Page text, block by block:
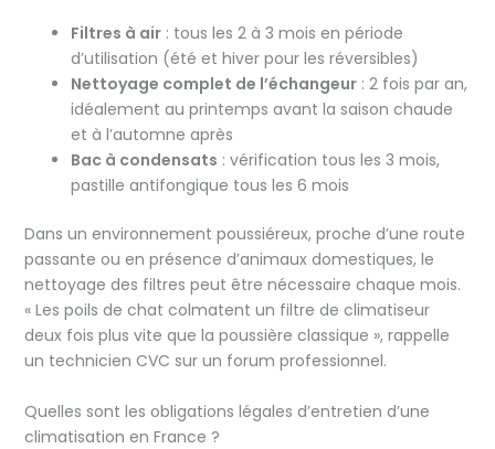
Filtres à air: tous les 2 à 3 mois en période
d’utilisation (été et hiver pour les réversibles)
Nettoyage complet de l’échangeur: 2 fois par an,
idéalement au printemps avant la saison chaude
et à l’automne après
Bac à condensats : vérification tous les 3 mois,
pastille antifongique tous les 6 mois
Dans un environnement poussiéreux, proche d’une route
passante ou en présence d’animaux domestiques, le
nettoyage des filtres peut être nécessaire chaque mois.
« Les poils de chat colmatent un filtre de climatiseur
deux fois plus vite que la poussière classique », rappelle
un technicien CVC sur un forum professionnel.
Quelles sont les obligations légales d’entretien d’une
climatisation en France ?